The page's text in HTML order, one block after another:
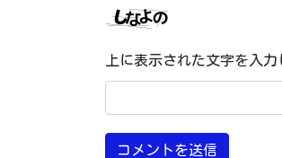
上に表示された文字を入力